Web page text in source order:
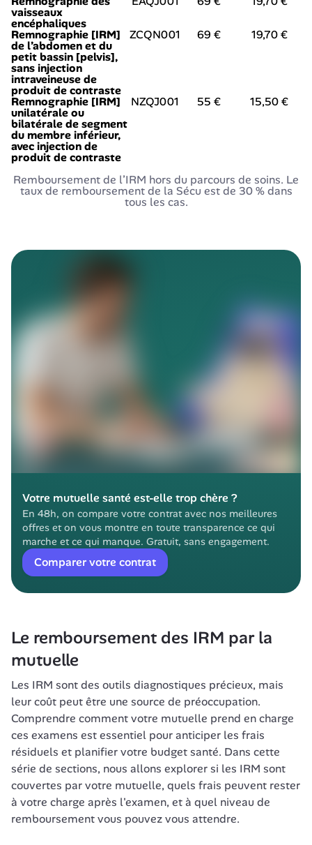
vaisseaux
encéphaliques
Remnographie [IRM]
de l’abdomen et du
petit bassin [pelvis],
sans injection
intraveineuse de
produit de contraste
ZCQN001 69 € 19,70 €
Remnographie [IRM]
unilatérale ou
bilatérale de segment
du membre inférieur,
avec injection de
produit de contraste
NZQJ001 55 € 15,50 €
Remboursement de l’IRM hors du parcours de soins. Le
taux de remboursement de la Sécu est de 30 % dans
tous les cas.
Votre mutuelle santé est-elle trop chère ?
En 48h, on compare votre contrat avec nos meilleures
offres et on vous montre en toute transparence ce qui
marche et ce qui manque. Gratuit, sans engagement.
Comparer votre contrat
Le remboursement des IRM par la
mutuelle
Les IRM sont des outils diagnostiques précieux, mais
leur coût peut être une source de préoccupation.
Comprendre comment votre mutuelle prend en charge
ces examens est essentiel pour anticiper les frais
résiduels et planifier votre budget santé. Dans cette
série de sections, nous allons explorer si les IRM sont
couvertes par votre mutuelle, quels frais peuvent rester
à votre charge après l'examen, et à quel niveau de
remboursement vous pouvez vous attendre.